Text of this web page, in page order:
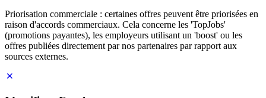
Priorisation commerciale : certaines offres peuvent être priorisées en
raison d'accords commerciaux. Cela concerne les 'TopJobs'
(promotions payantes), les employeurs utilisant un 'boost' ou les
offres publiées directement par nos partenaires par rapport aux
sources externes.